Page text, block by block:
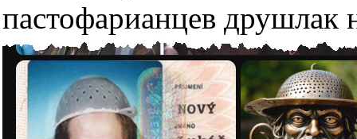
пастофарианцев друшлак